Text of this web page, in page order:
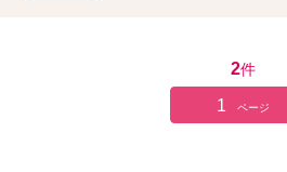
2件
1 ページ